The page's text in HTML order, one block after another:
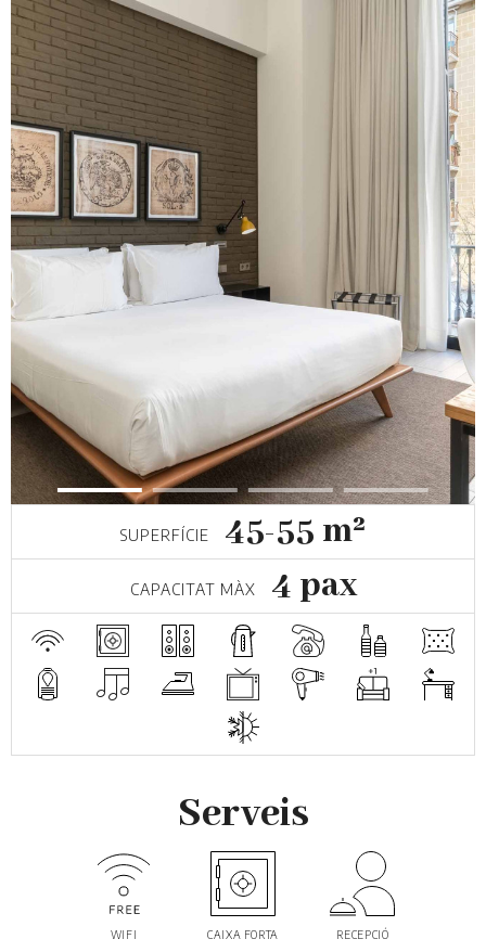
SUPERFÍCIE 45-55 m²
CAPACITAT MÀX 4 pax
Serveis
WIFI CAIXA FORTA RECEPCIÓ